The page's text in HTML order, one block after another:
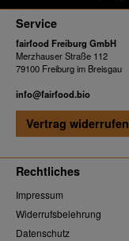
Service
fairfood Freiburg GmbH
Merzhauser Straße 112
79100 Freiburg im Breisgau
info@fairfood.bio
Vertrag widerrufen
Rechtliches
Impressum
Widerrufsbelehrung
Datenschutz